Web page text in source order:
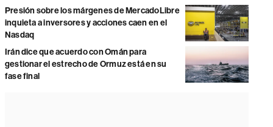
Presión sobre los márgenes de MercadoLibre
inquieta a inversores y acciones caen en el
Nasdaq
Irán dice que acuerdo con Omán para
gestionar el estrecho de Ormuz está en su
fase final